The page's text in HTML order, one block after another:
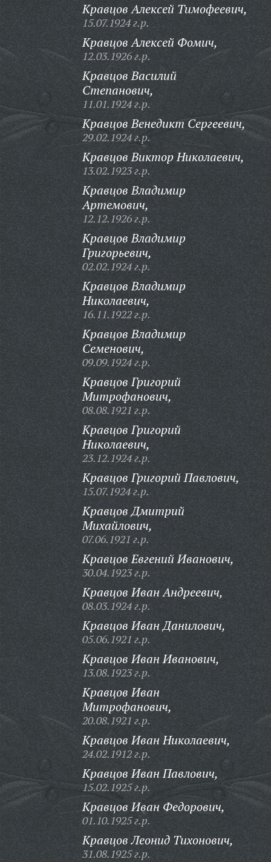
Кравцов Алексей Тимофеевич,
15.07.1924 г.р.
Кравцов Алексей Фомич,
12.03.1926 г.р.
Кравцов Василий
Степанович,
11.01.1924 г.р.
Кравцов Венедикт Сергеевич,
29.02.1924 г.р.
Кравцов Виктор Николаевич,
13.02.1923 г.р.
Кравцов Владимир
Артемович,
12.12.1926 г.р.
Кравцов Владимир
Григорьевич,
02.02.1924 г.р.
Кравцов Владимир
Николаевич,
16.11.1922 г.р.
Кравцов Владимир
Семенович,
09.09.1924 г.р.
Кравцов Григорий
Митрофанович,
08.08.1921 г.р.
Кравцов Григорий
Николаевич,
23.12.1924 г.р.
Кравцов Григорий Павлович,
15.07.1924 г.р.
Кравцов Дмитрий
Михайлович,
07.06.1921 г.р.
Кравцов Евгений Иванович,
30.04.1923 г.р.
Кравцов Иван Андреевич,
08.03.1924 г.р.
Кравцов Иван Данилович,
05.06.1921 г.р.
Кравцов Иван Иванович,
13.08.1923 г.р.
Кравцов Иван
Митрофанович,
20.08.1921 г.р.
Кравцов Иван Николаевич,
24.02.1912 г.р.
Кравцов Иван Павлович,
15.02.1925 г.р.
Кравцов Иван Федорович,
01.10.1925 г.р.
Кравцов Леонид Тихонович,
31.08.1925 г.р.